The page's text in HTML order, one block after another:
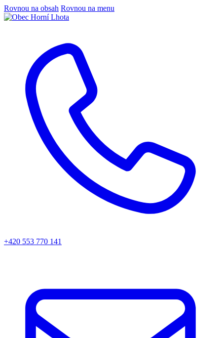
Rovnou na obsah Rovnou na menu
+420 553 770 141